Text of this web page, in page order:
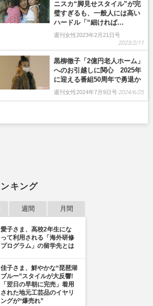
ている」
キング
週間 月間
愛子さま、高校2年生にな
って利用される「海外研修
プログラム」の留学先とは
佳子さま、鮮やかな“琵琶湖
ブルー”スタイルが大反響!
「翌日の早朝に完売」着用
された地元工芸品のイヤリ
ングが“爆売れ”